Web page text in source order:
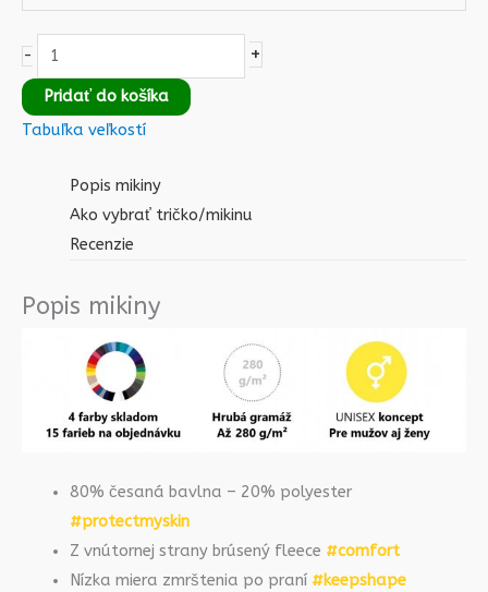
- +
Pridať do košíka
Tabuľka veľkostí
Popis mikiny
Ako vybrať tričko/mikinu
Recenzie
Popis mikiny
80% česaná bavlna – 20% polyester
#protectmyskin
Z vnútornej strany brúsený fleece #comfort
Nízka miera zmrštenia po praní #keepshape